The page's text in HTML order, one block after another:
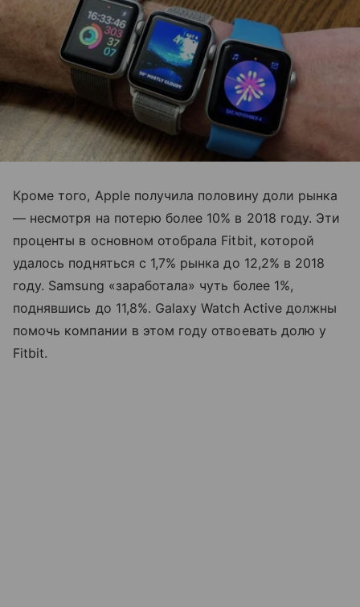
Кроме того, Apple получила половину доли рынка
— несмотря на потерю более 10% в 2018 году. Эти
проценты в основном отобрала Fitbit, которой
удалось подняться с 1,7% рынка до 12,2% в 2018
году. Samsung «заработала» чуть более 1%,
поднявшись до 11,8%. Galaxy Watch Active должны
помочь компании в этом году отвоевать долю у
Fitbit.